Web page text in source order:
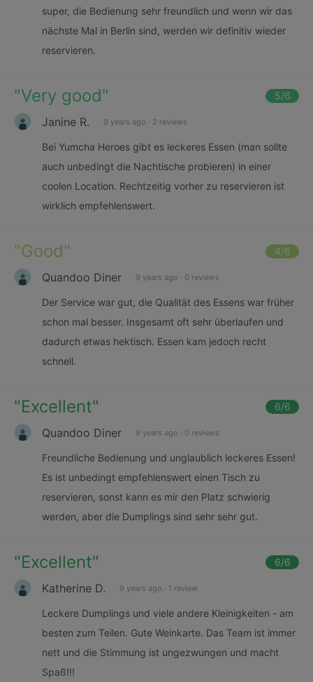
super, die Bedienung sehr freundlich und wenn wir das
nächste Mal in Berlin sind, werden wir definitiv wieder
reservieren.
"Very good" 5/6
Janine R. 9 years ago · 2 reviews
Bei Yumcha Heroes gibt es leckeres Essen (man sollte
auch unbedingt die Nachtische probieren) in einer
coolen Location. Rechtzeitig vorher zu reservieren ist
wirklich empfehlenswert.
"Good" 4/6
Quandoo Diner 9 years ago · 0 reviews
Der Service war gut, die Qualität des Essens war früher
schon mal besser. Insgesamt oft sehr überlaufen und
dadurch etwas hektisch. Essen kam jedoch recht
schnell.
"Excellent" 6/6
Quandoo Diner 9 years ago · 0 reviews
Freundliche Bedienung und unglaublich leckeres Essen!
Es ist unbedingt empfehlenswert einen Tisch zu
reservieren, sonst kann es mir den Platz schwierig
werden, aber die Dumplings sind sehr sehr gut.
"Excellent" 6/6
Katherine D. 9 years ago · 1 review
Leckere Dumplings und viele andere Kleinigkeiten - am
besten zum Teilen. Gute Weinkarte. Das Team ist immer
nett und die Stimmung ist ungezwungen und macht
Spaß!!!